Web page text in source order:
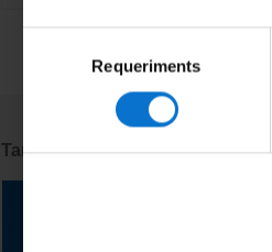
consentiment
Requeriments
També et pot interessar: